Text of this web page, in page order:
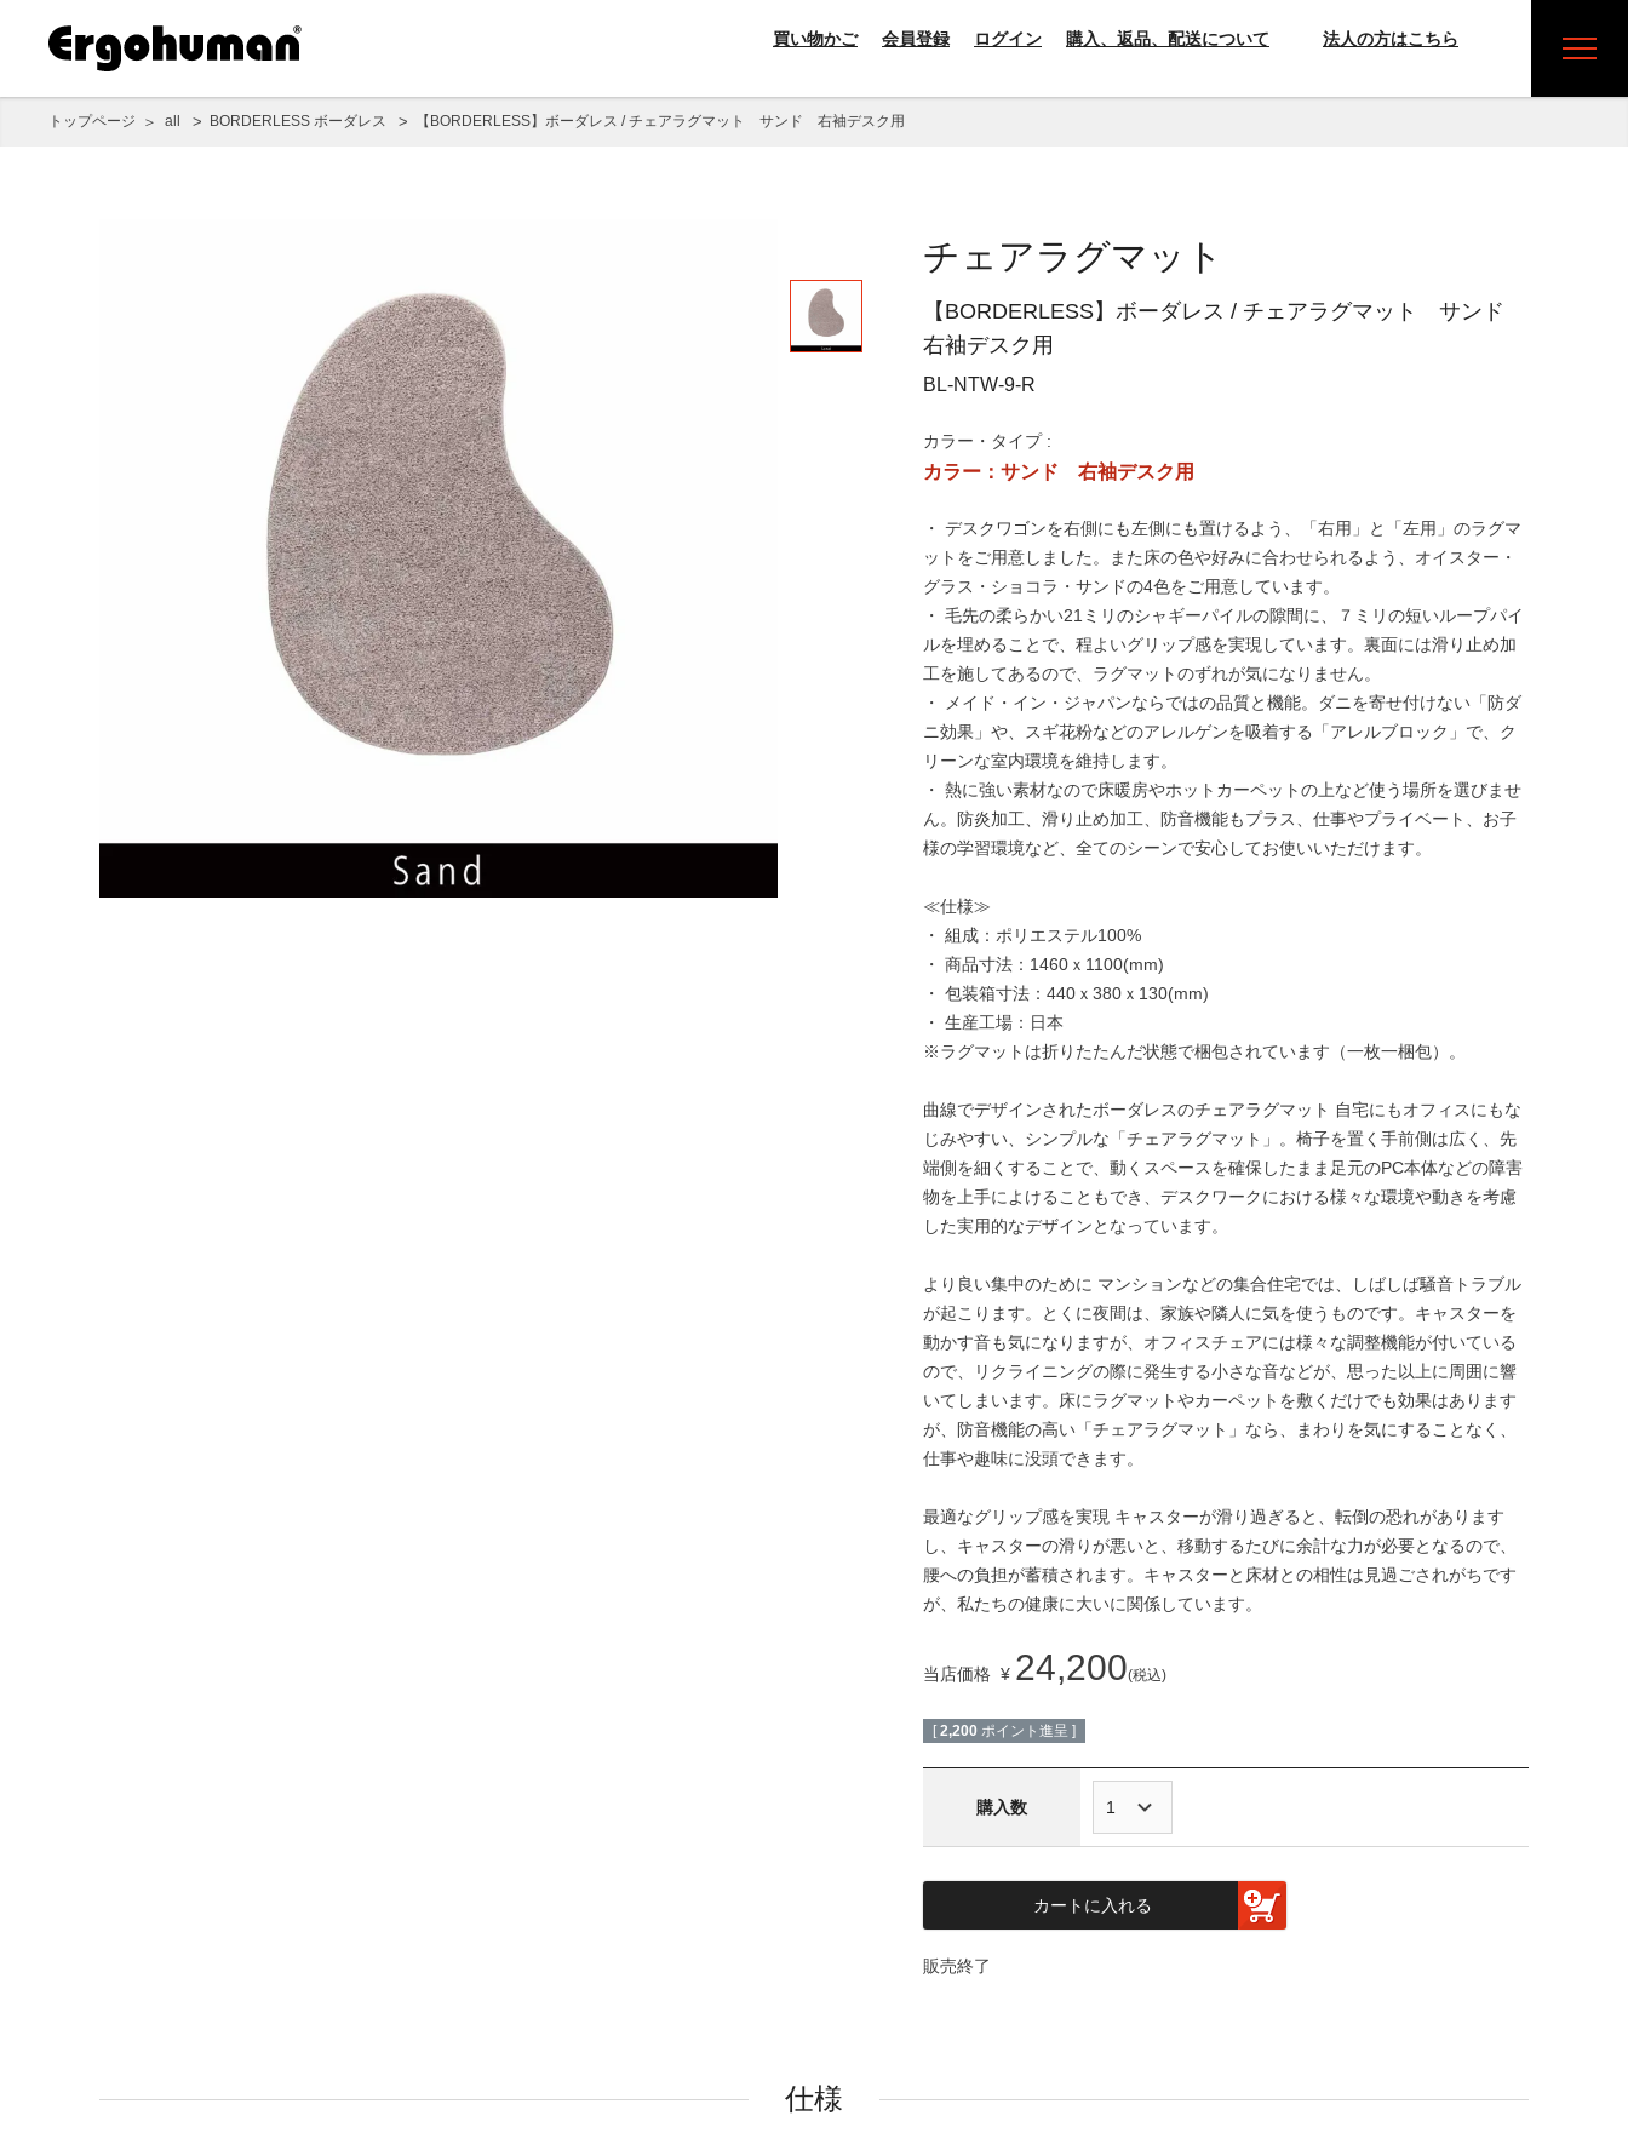
買い物かご 会員登録 ログイン 購入、返品、配送について 法人の方はこちら
トップページ all BORDERLESS ボーダレス 【BORDERLESS】ボーダレス / チェアラグマット サンド 右袖デスク用
チェアラグマット
【BORDERLESS】ボーダレス / チェアラグマット サンド
右袖デスク用
BL-NTW-9-R
カラー・タイプ :
カラー：サンド 右袖デスク用
・ デスクワゴンを右側にも左側にも置けるよう、「右用」と「左用」のラグマ
ットをご用意しました。また床の色や好みに合わせられるよう、オイスター・
グラス・ショコラ・サンドの4色をご用意しています。
・ 毛先の柔らかい21ミリのシャギーパイルの隙間に、７ミリの短いループパイ
ルを埋めることで、程よいグリップ感を実現しています。裏面には滑り止め加
工を施してあるので、ラグマットのずれが気になりません。
・ メイド・イン・ジャパンならではの品質と機能。ダニを寄せ付けない「防ダ
ニ効果」や、スギ花粉などのアレルゲンを吸着する「アレルブロック」で、ク
リーンな室内環境を維持します。
・ 熱に強い素材なので床暖房やホットカーペットの上など使う場所を選びませ
ん。防炎加工、滑り止め加工、防音機能もプラス、仕事やプライベート、お子
様の学習環境など、全てのシーンで安心してお使いいただけます。
≪仕様≫
・ 組成：ポリエステル100%
・ 商品寸法：1460ｘ1100(mm)
・ 包装箱寸法：440ｘ380ｘ130(mm)
・ 生産工場：日本
※ラグマットは折りたたんだ状態で梱包されています（一枚一梱包）。
曲線でデザインされたボーダレスのチェアラグマット 自宅にもオフィスにもな
じみやすい、シンプルな「チェアラグマット」。椅子を置く手前側は広く、先
端側を細くすることで、動くスペースを確保したまま足元のPC本体などの障害
物を上手によけることもでき、デスクワークにおける様々な環境や動きを考慮
した実用的なデザインとなっています。
より良い集中のために マンションなどの集合住宅では、しばしば騒音トラブル
が起こります。とくに夜間は、家族や隣人に気を使うものです。キャスターを
動かす音も気になりますが、オフィスチェアには様々な調整機能が付いている
ので、リクライニングの際に発生する小さな音などが、思った以上に周囲に響
いてしまいます。床にラグマットやカーペットを敷くだけでも効果はあります
が、防音機能の高い「チェアラグマット」なら、まわりを気にすることなく、
仕事や趣味に没頭できます。
最適なグリップ感を実現 キャスターが滑り過ぎると、転倒の恐れがあります
し、キャスターの滑りが悪いと、移動するたびに余計な力が必要となるので、
腰への負担が蓄積されます。キャスターと床材との相性は見過ごされがちです
が、私たちの健康に大いに関係しています。
当店価格 ¥ 24,200 税込
[ 2,200 ポイント進呈 ]
カートに入れる
販売終了
仕様